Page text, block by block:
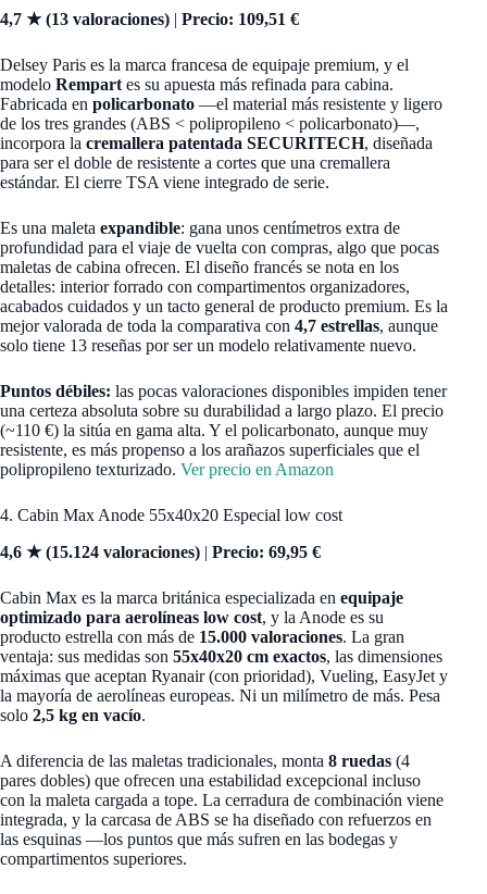
4,7 ★ (13 valoraciones) | Precio: 109,51 €
Delsey Paris es la marca francesa de equipaje premium, y el
modelo Rempart es su apuesta más refinada para cabina.
Fabricada en policarbonato —el material más resistente y ligero
de los tres grandes (ABS < polipropileno < policarbonato)—,
incorpora la cremallera patentada SECURITECH, diseñada
para ser el doble de resistente a cortes que una cremallera
estándar. El cierre TSA viene integrado de serie.
Es una maleta expandible: gana unos centímetros extra de
profundidad para el viaje de vuelta con compras, algo que pocas
maletas de cabina ofrecen. El diseño francés se nota en los
detalles: interior forrado con compartimentos organizadores,
acabados cuidados y un tacto general de producto premium. Es la
mejor valorada de toda la comparativa con 4,7 estrellas, aunque
solo tiene 13 reseñas por ser un modelo relativamente nuevo.
Puntos débiles: las pocas valoraciones disponibles impiden tener
una certeza absoluta sobre su durabilidad a largo plazo. El precio
(~110 €) la sitúa en gama alta. Y el policarbonato, aunque muy
resistente, es más propenso a los arañazos superficiales que el
polipropileno texturizado. Ver precio en Amazon
4. Cabin Max Anode 55x40x20 Especial low cost
4,6 ★ (15.124 valoraciones) | Precio: 69,95 €
Cabin Max es la marca británica especializada en equipaje
optimizado para aerolíneas low cost, y la Anode es su
producto estrella con más de 15.000 valoraciones. La gran
ventaja: sus medidas son 55x40x20 cm exactos, las dimensiones
máximas que aceptan Ryanair (con prioridad), Vueling, EasyJet y
la mayoría de aerolíneas europeas. Ni un milímetro de más. Pesa
solo 2,5 kg en vacío.
A diferencia de las maletas tradicionales, monta 8 ruedas (4
pares dobles) que ofrecen una estabilidad excepcional incluso
con la maleta cargada a tope. La cerradura de combinación viene
integrada, y la carcasa de ABS se ha diseñado con refuerzos en
las esquinas —los puntos que más sufren en las bodegas y
compartimentos superiores.